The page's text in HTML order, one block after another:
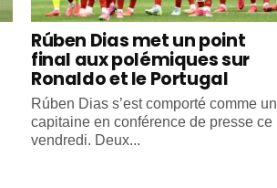
Rúben Dias met un point
final aux polémiques sur
Ronaldo et le Portugal
Rúben Dias s’est comporté comme un
capitaine en conférence de presse ce
vendredi. Deux...